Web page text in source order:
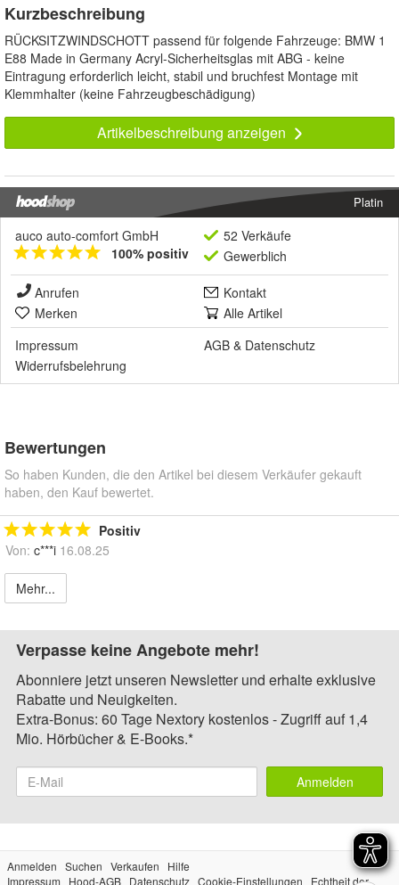
Kurzbeschreibung
RÜCKSITZWINDSCHOTT passend für folgende Fahrzeuge: BMW 1
E88 Made in Germany Acryl-Sicherheitsglas mit ABG - keine
Eintragung erforderlich leicht, stabil und bruchfest Montage mit
Klemmhalter (keine Fahrzeugbeschädigung)
Artikelbeschreibung anzeigen
Platin
auco auto-comfort GmbH
100% positiv
52 Verkäufe
Gewerblich
Anrufen
Kontakt
Merken
Alle Artikel
Impressum
AGB & Datenschutz
Widerrufsbelehrung
Bewertungen
So haben Kunden, die den Artikel bei diesem Verkäufer gekauft
haben, den Kauf bewertet.
Positiv
Von: c***i 16.08.25
Mehr...
Verpasse keine Angebote mehr!
Abonniere jetzt unseren Newsletter und erhalte exklusive
Rabatte und Neuigkeiten.
Extra-Bonus: 60 Tage Nextory kostenlos - Zugriff auf 1,4
Mio. Hörbücher & E-Books.*
Anmelden
Anmelden Suchen Verkaufen
Hilfe
Impressum
Hood-AGB Datenschutz Cookie-Einstellungen Echtheit der